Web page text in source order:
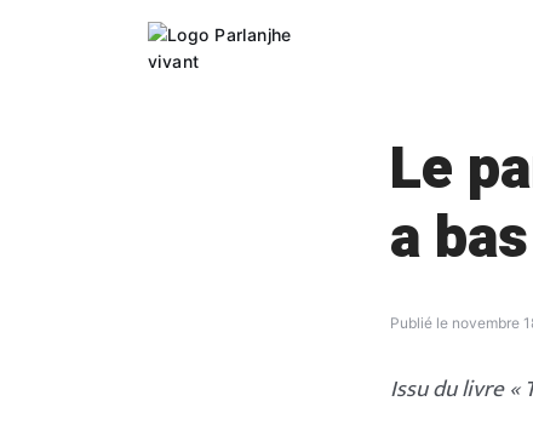
Le
a bas
Publié le novembre
Issu du livre «